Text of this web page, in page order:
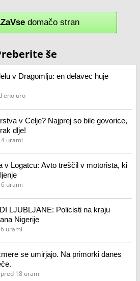
domačo stran
še
v Dragomlju: en delavec huje
eno uro
v Celje? Najprej so bile govorice,
dlje!
urami
v Logatcu: Avto treščil v motorista, ki
urami
LJUBLJANE: Policisti na kraju
Nigerije
urami
se umirjajo. Na primorki danes
pred 18 urami